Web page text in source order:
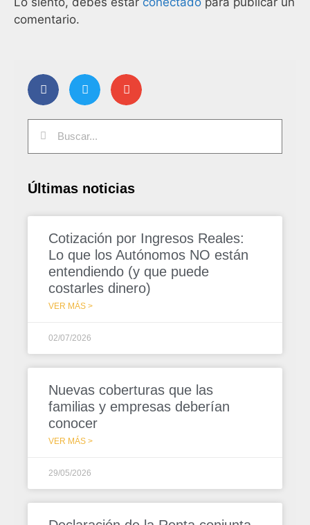
comentario.
Últimas noticias
Cotización por Ingresos Reales:
Lo que los Autónomos NO están
entendiendo (y que puede
costarles dinero)
VER MÁS >
02/07/2026
Nuevas coberturas que las
familias y empresas deberían
conocer
VER MÁS >
29/05/2026